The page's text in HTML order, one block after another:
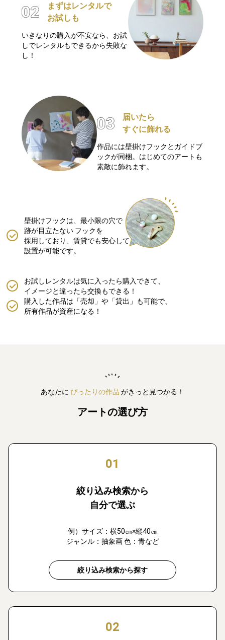
まずはレンタルで
お試しも
いきなりの購入が不安なら、お試
しでレンタルもできるから失敗な
し！
届いたら
すぐに飾れる
作品には壁掛けフックとガイドブ
ックが同梱。はじめてのアートも
素敵に飾れます。
壁掛けフックは、最小限の穴で
跡が目立たない フックを
採用しており、賃貸でも安心して
設置が可能です。
購入した作品は「売却」や「貸出」も可能で、
所有作品が資産になる！
お試しレンタルは気に入ったら購入できて、
イメージと違ったら交換もできる！
あなたに ぴったりの作品 がきっと見つかる！
アートの選び方
01
絞り込み検索から
自分で選ぶ
例）サイズ：横50㎝×縦40㎝
ジャンル：抽象画 色：青など
絞り込み検索から探す
02